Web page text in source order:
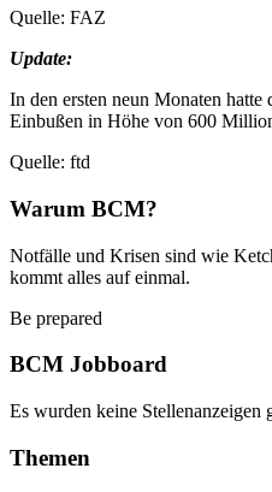
Quelle: FAZ
Update:
In den ersten neun Monaten
Einbußen in Höhe von 600
Quelle: ftd
Warum BCM?
Notfälle und Krisen sind wie
kommt alles auf einmal.
Be prepared
BCM Jobboard
Es wurden keine Stellenanzeigen
Themen